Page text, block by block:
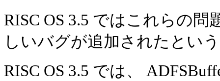
RISC OS 3.5 ではこれらの
しいバグが追加されたとい
RISC OS 3.5 では、